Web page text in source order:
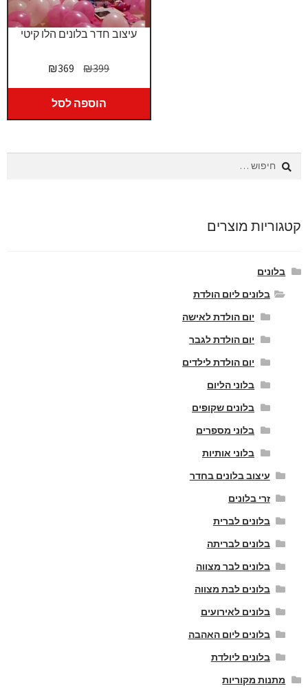
עיצוב חדר בלונים הלו קיטי
₪399
המחיר
המקורי
היה:
₪399.
₪369
המחיר
הנוכחי
₪369.
הוספה לסל
חיפוש:
קטגוריות מוצרים
בלונים
בלונים ליום הולדת
יום הולדת לאישה
יום הולדת לגבר
יום הולדת לילדים
בלוני הליום
בלונים שקופים
בלוני מספרים
בלוני אותיות
עיצוב בלונים בחדר
זרי בלונים
בלונים לברית
בלונים לבריתה
בלונים לבר מצווה
בלונים לבת מצווה
בלונים לאירועים
בלונים ליום האהבה
בלונים ליולדת
מתנות מקוריות